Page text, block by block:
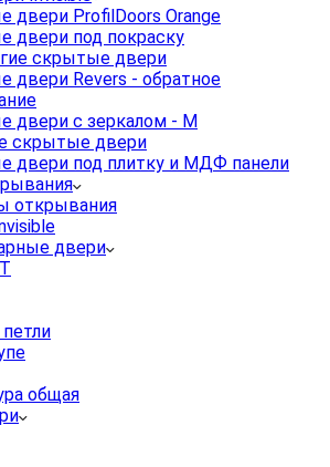
двери ProfilDoors Orange
двери под покраску
скрытые двери
двери Revers - обратное
двери с зеркалом - M
скрытые двери
двери под плитку и МДФ панели
открывания
двери
общая